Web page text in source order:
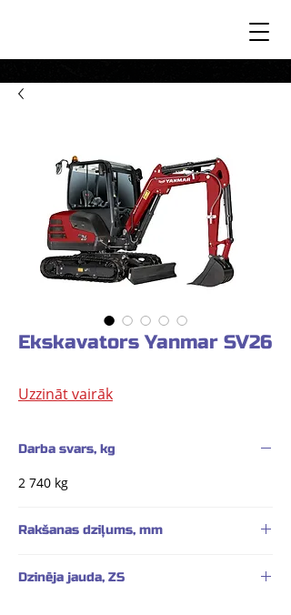
Ekskavators Yanmar SV26
Uzzināt vairāk
Darba svars, kg
2 740 kg
Rakšanas dziļums, mm
Dzinēja jauda, ZS